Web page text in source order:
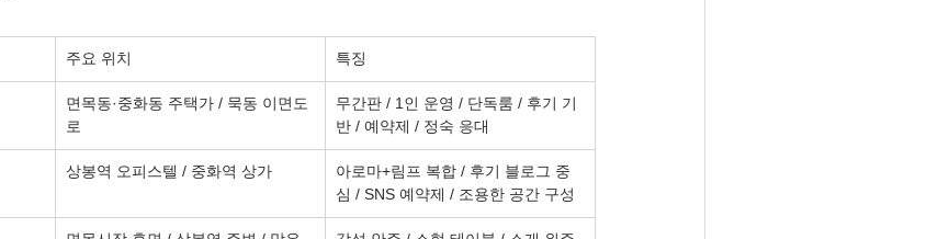
주요 위치 특징
면목동·중화동 주택가 / 묵동 이면도
로
무간판 / 1인 운영 / 단독룸 / 후기 기
반 / 예약제 / 정숙 응대
상봉역 오피스텔 / 중화역 상가
아로마+림프 복합 / 후기 블로그 중
심 / SNS 예약제 / 조용한 공간 구성